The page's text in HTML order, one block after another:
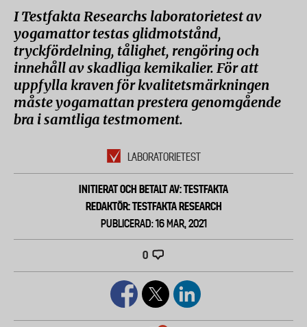
I Testfakta Researchs laboratorietest av
yogamattor testas glidmotstånd,
tryckfördelning, tålighet, rengöring och
innehåll av skadliga kemikalier. För att
uppfylla kraven för kvalitetsmärkningen
måste yogamattan prestera genomgående
bra i samtliga testmoment.
LABORATORIETEST
INITIERAT OCH BETALT AV: TESTFAKTA
REDAKTÖR: TESTFAKTA RESEARCH
PUBLICERAD: 16 MAR, 2021
0